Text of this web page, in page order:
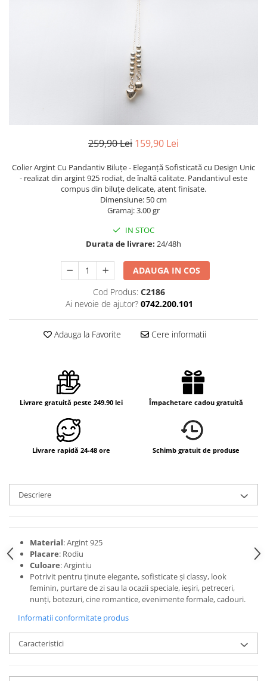
259,90 Lei 159,90 Lei
Colier Argint Cu Pandantiv Biluțe - Eleganță Sofisticată cu Design Unic
- realizat din argint 925 rodiat, de înaltă calitate. Pandantivul este
compus din biluțe delicate, atent finisate.
Dimensiune: 50 cm
Gramaj: 3.00 gr
IN STOC
Durata de livrare: 24/48h
ADAUGA IN COS
Cod Produs: C2186
Ai nevoie de ajutor? 0742.200.101
Adauga la Favorite Cere informatii
Livrare gratuită peste 249.90 lei Împachetare cadou gratuită
Livrare rapidă 24-48 ore Schimb gratuit de produse
Descriere
Material: Argint 925
Placare: Rodiu
Culoare: Argintiu
Potrivit pentru ținute elegante, sofisticate și classy, look
feminin, purtare de zi sau la ocazii speciale, ieșiri, petreceri,
nunți, botezuri, cine romantice, evenimente formale, cadouri.
Informatii conformitate produs
Caracteristici